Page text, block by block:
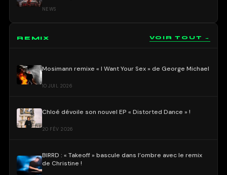
NEWS
REMIX VOIR TOUT →
Mosimann remixe « I Want Your Sex » de George Michael
10 JUIL 2026
Chloé dévoile son nouvel EP « Distorted Dance » !
20 FÉV 2026
BIRRD : « Takeoff » bascule dans l’ombre avec le remix
de Christine !